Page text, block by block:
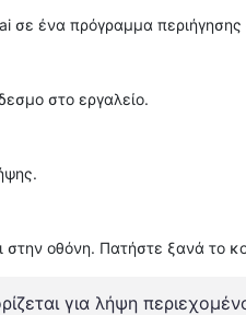
σε ένα πρόγραμμα
στο εργαλείο.
στην οθόνη. Πατήστε ξανά το
για λήψη